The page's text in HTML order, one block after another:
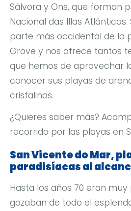
Sálvora y Ons, que forman
Nacional das Illas Atlánticas.
parte más occidental de la
Grove y nos ofrece tantos
que hemos de aprovechar
conocer sus playas de
cristalinas.
¿Quieres saber más?
recorrido por las playas en
San Vicente do Mar,
paradisíacas al
Hasta los años 70 eran
gozaban de todo el